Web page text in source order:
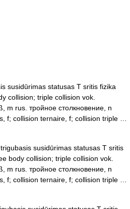
susidūrimas statusas T sritis fizika
collision; triple collision vok.
m rus. тройное столкновение, n
f; collision ternaire, f; collision triple …
susidūrimas statusas T sritis
body collision; triple collision vok.
m rus. тройное столкновение, n
f; collision ternaire, f; collision triple …